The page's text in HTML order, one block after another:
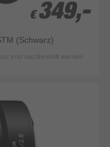
€ 349,-
€ 349,-
(Schwarz)
erst nachbestellt werden